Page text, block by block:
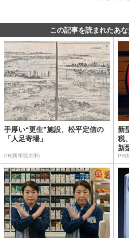
この記事を読まれたあ
手厚い“更生”施設、松平定信の
「人足寄場」
PR(國學院大學)
新
税
新
PR(